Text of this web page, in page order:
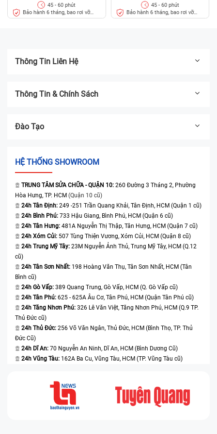
Pro (2017) nào uy tín, chất lượng cho bạn?
Bạn nên lưu ý về trung tâm thay màn hình Samsung Galaxy J5 Pro
(2017), về chất lượng linh kiện có đảm bảo, phong cách phục vụ, giá
cả,..
Đã có nhiều khách hàng phàn nàn về chất lượng phục vụ sau khi thay
ở một số trung tâm sửa chữa. Nhân viên giải đáp sơ sài, về lâu không
nồng hậu như ban đầu, không đảm bảo đúng theo chế độ bảo hành
đã kí kết. Chỉ ưu tiên những người thay sửa chữa mới mà không đoái
Thay màn hình Samsung Galaxy J5 Pro (2017) tại Bệnh
Viện Điện Thoại, Laptop 24h
Bệnh Viện Điện Thoại, Laptop 24h
Samsung chính hãnguy tín hàng đầu, chú trọng về thái độ nhân viên.
Ở đây, bạn sẽ được nhân viên đón tiếp phục vụ nhiệt tình, chia sẻ cho
bạn chất lượng thực sự mà linh kiện, phụ kiện có tại trung tâm. Nếu
bạn có bất cứ thắc mắc nào,Bệnh Viện Điện Thoại, Laptop 24h
luôn lắng nghe và sẽ hỗ trợ bạn tận tình.
Bệnh Viện Điện Thoại, Laptop 24hCAM KẾT
45 - 60 phút
Bảo hành 6 tháng, bao rơi vỡ
kính
45 - 60 phút
Bảo hành 6 tháng, bao rơi vỡ
kính
Thông Tin Liên Hệ
Thông Tin & Chính Sách
Đào Tạo
HỆ THỐNG SHOWROOM
TRUNG TÂM SỬA CHỮA - QUẬN 10: 260 Đường 3 Tháng 2, Phường
Hòa Hưng, TP. HCM (Quận 10 cũ)
24h Tân Định: 249 -251 Trần Quang Khải, Tân Định, HCM (Quận 1 cũ)
24h Bình Phú: 733 Hậu Giang, Bình Phú, HCM (Quận 6 cũ)
24h Tân Hưng: 481A Nguyễn Thị Thập, Tân Hưng, HCM (Quận 7 cũ)
24h Xóm Củi: 507 Tùng Thiện Vương, Xóm Củi, HCM (Quận 8 cũ)
24h Trung Mỹ Tây: 23M Nguyễn Ảnh Thủ, Trung Mỹ Tây, HCM (Q.12
cũ)
24h Tân Sơn Nhất: 198 Hoàng Văn Thụ, Tân Sơn Nhất, HCM (Tân
Bình cũ)
24h Gò Vấp: 389 Quang Trung, Gò Vấp, HCM (Q. Gò Vấp cũ)
24h Tân Phú: 625 - 625A Âu Cơ, Tân Phú, HCM (Quận Tân Phú cũ)
24h Tăng Nhơn Phú: 326 Lê Văn Việt, Tăng Nhơn Phú, HCM (Q.9 TP.
Thủ Đức cũ)
24h Thủ Đức: 256 Võ Văn Ngân, Thủ Đức, HCM (Bình Thọ, TP. Thủ
Đức Cũ)
24h Dĩ An: 70 Nguyễn An Ninh, Dĩ An, HCM (Bình Dương Cũ)
24h Vũng Tàu: 162A Ba Cu, Vũng Tàu, HCM (TP. Vũng Tàu cũ)